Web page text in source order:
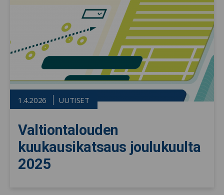
1.4.2026 UUTISET
Valtiontalouden
kuukausikatsaus joulukuulta
2025